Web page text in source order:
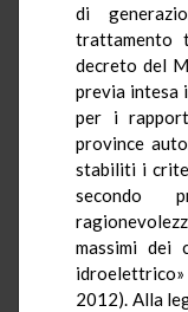
di
trattamento
decreto del
previa intesa
per i
province
stabiliti i
secondo
massimi dei
idroelettrico»
2012). Alla